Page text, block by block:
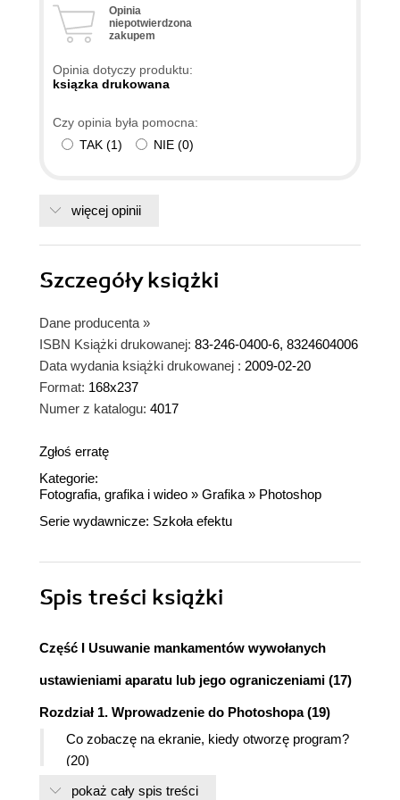
Opinia
niepotwierdzona
zakupem
Opinia dotyczy produktu:
ksiązka drukowana
Czy opinia była pomocna:
TAK (1) NIE (0)
więcej opinii
Szczegółyksiążki
Dane producenta »
ISBN Książki drukowanej: 83-246-0400-6, 8324604006
Data wydania książki drukowanej : 2009-02-20
Format: 168x237
Numer z katalogu: 4017
Zgłoś erratę
Kategorie:
Fotografia, grafika i wideo » Grafika » Photoshop
Serie wydawnicze: Szkoła efektu
Spis treści książki
Część I Usuwanie mankamentów wywołanych
ustawieniami aparatu lub jego ograniczeniami (17)
Rozdział 1. Wprowadzenie do Photoshopa (19)
Co zobaczę na ekranie, kiedy otworzę program?
(20)
Palety. Jak dopasować ich ułożenie do
pokaż cały spis treści